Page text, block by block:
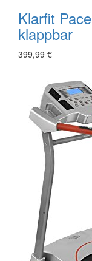
Klarfit
klappbar
399,99 €